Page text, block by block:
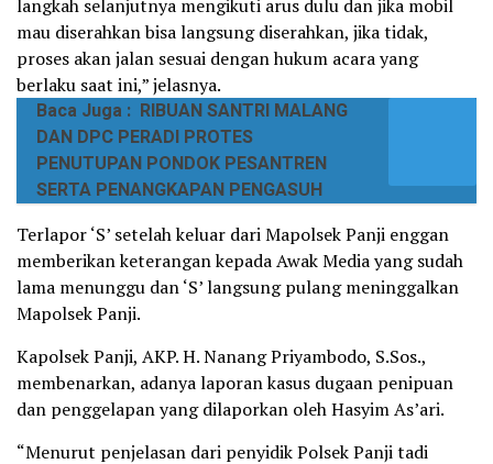
langkah selanjutnya mengikuti arus dulu dan jika mobil
mau diserahkan bisa langsung diserahkan, jika tidak,
proses akan jalan sesuai dengan hukum acara yang
berlaku saat ini,” jelasnya.
Baca Juga : RIBUAN SANTRI MALANG
DAN DPC PERADI PROTES
PENUTUPAN PONDOK PESANTREN
SERTA PENANGKAPAN PENGASUH
Terlapor ‘S’ setelah keluar dari Mapolsek Panji enggan
memberikan keterangan kepada Awak Media yang sudah
lama menunggu dan ‘S’ langsung pulang meninggalkan
Mapolsek Panji.
Kapolsek Panji, AKP. H. Nanang Priyambodo, S.Sos.,
membenarkan, adanya laporan kasus dugaan penipuan
dan penggelapan yang dilaporkan oleh Hasyim As’ari.
“Menurut penjelasan dari penyidik Polsek Panji tadi